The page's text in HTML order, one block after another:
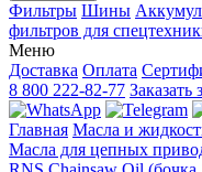
Фильтры Шины
фильтров для
Меню
Доставка Оплата
8 800 222-82-77 Заказать
Главная Масла и
Масла для цепных